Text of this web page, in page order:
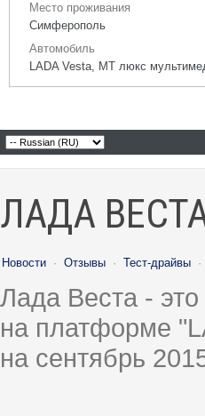
Место проживания
Симферополь
Автомобиль
LADA Vesta, МТ люкс
ЛАДА ВЕСТА
Новости · Отзывы · Тест-драйвы ·
Лада Веста -
на платформе
на сентябрь